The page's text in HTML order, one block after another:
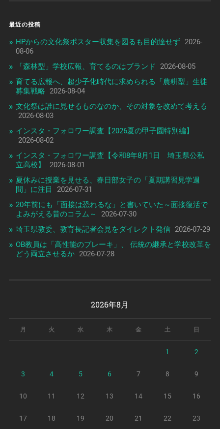
最近の投稿
HPからの文化祭ポスター収集を図るも目的達せず 2026-
08-06
「森林型」学校広報、育てるのはブランド
2026-08-05
育てる広報へ、超少子化時代に求められる「農耕型」生徒
募集戦略
2026-08-04
文化祭は誰に見せるものなのか、その対象を改めて考える
2026-08-03
インスタ・フォロワー調査【2026夏の甲子園特別編】
2026-08-02
インスタ・フォロワー調査【令和8年8月1日 埼玉県公私
立高校】
2026-08-01
夏休みに授業を見せる、春日部女子の「夏期講習見学週
間」に注目
2026-07-31
20年前にも「面接は恐れるな」と書いていた～面接復活で
よみがえる昔のコラム～
2026-07-30
埼玉県教委、教育長記者会見をダイレクト発信 2026-07-29
OB教員は「高性能のブレーキ」、 伝統の継承と学校改革を
どう両立させるか 2026-07-28
2026年8月
月 火 水 木 金 土 日
1 2
3 4 5 6 7 8 9
10 11 12 13 14 15 16
17 18 19 20 21 22 23